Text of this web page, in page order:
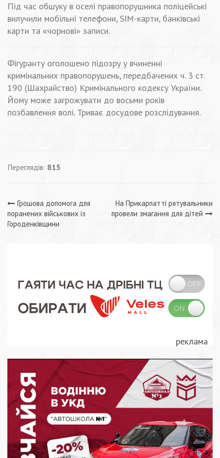
Під час обшуку в оселі правопорушника поліцейські
вилучили мобільні телефони, SIM-карти, банківські
карти та «чорнові» записи.
Фігуранту оголошено підозру у вчиненні
кримінальних правопорушень, передбачених ч. 3 ст.
190 (Шахрайство) Кримінального кодексу України.
Йому може загрожувати до восьми років
позбавлення волі. Триває досудове розслідування.
Переглядів: 815
Навігація
записів
Грошова допомога для
поранених військових із
Городенківщини
На Прикарпатті рятувальники
провели змагання для дітей